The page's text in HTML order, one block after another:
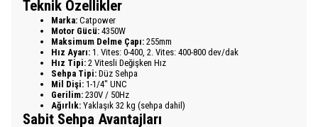
Teknik Özellikler
Marka: Catpower
Motor Gücü: 4350W
Maksimum Delme Çapı: 255mm
Hız Ayarı: 1. Vites: 0-400, 2. Vites: 400-800 dev/dak
Hız Tipi: 2 Vitesli Değişken Hız
Sehpa Tipi: Düz Sehpa
Mil Dişi: 1-1/4" UNC
Gerilim: 230V / 50Hz
Ağırlık: Yaklaşık 32 kg (sehpa dahil)
Sabit Sehpa Avantajları